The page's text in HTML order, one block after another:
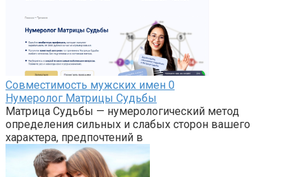
Совместимость мужских имен 0
Нумеролог Матрицы Судьбы
Матрица Судьбы — нумерологический метод
определения сильных и слабых сторон вашего
характера, предпочтений в